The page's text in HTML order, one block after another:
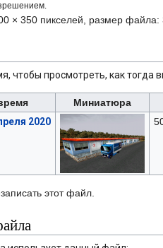
× 350 пикселей, размер файла:
чтобы просмотреть, как тогда
Миниатюра
2020
этот файл.